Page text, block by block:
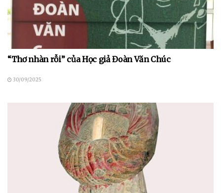
“Thơ nhàn rỗi” của Học giả Đoàn Văn Chúc
30/09/2025